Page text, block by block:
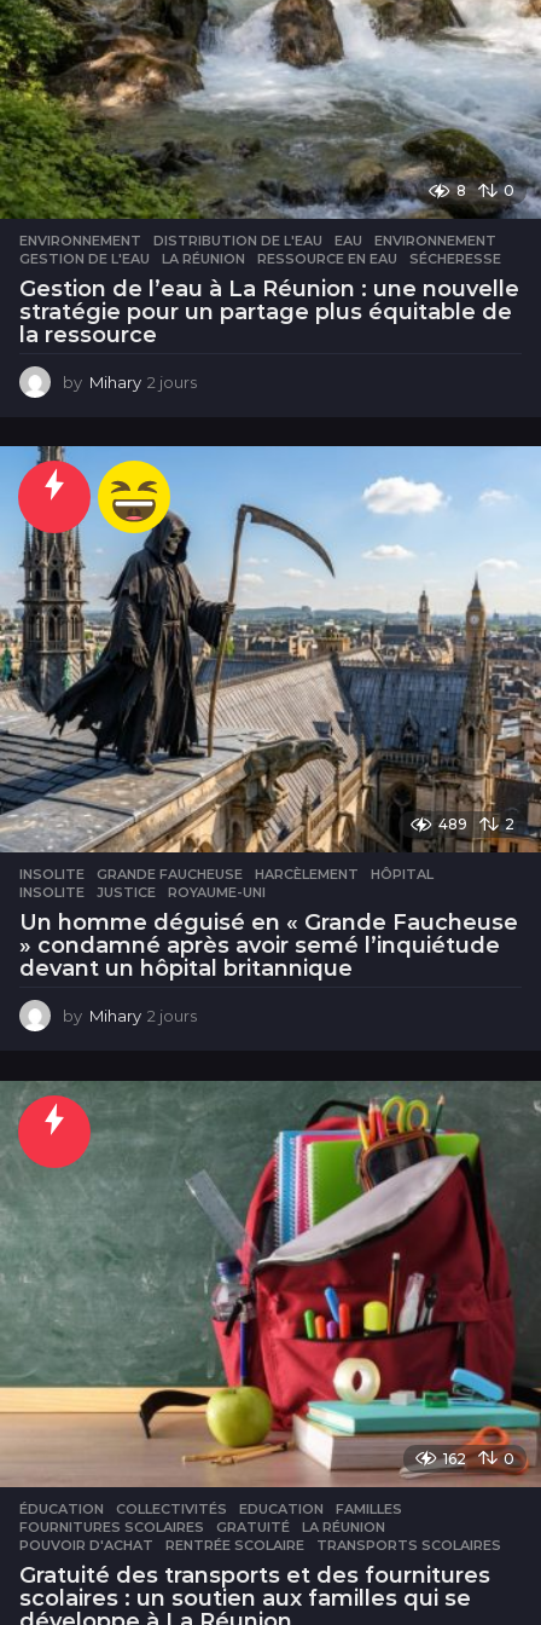
8 0
ENVIRONNEMENT DISTRIBUTION DE L'EAU ,EAU ,ENVIRONNEMENT
GESTION DE L'EAU
,LA RÉUNION ,RESSOURCE EN EAU ,SÉCHERESSE
Gestion de l’eau à La Réunion : une nouvelle
stratégie pour un partage plus équitable de
la ressource
by Mihary 2 jours
u
489 2
INSOLITE GRANDE FAUCHEUSE ,HARCÈLEMENT ,HÔPITAL
INSOLITE
,JUSTICE ,ROYAUME-UNI
Un homme déguisé en « Grande Faucheuse
» condamné après avoir semé l’inquiétude
devant un hôpital britannique
by Mihary 2 jours
u
162 0
ÉDUCATION COLLECTIVITÉS ,EDUCATION ,FAMILLES
FOURNITURES SCOLAIRES
,GRATUITÉ ,LA RÉUNION
POUVOIR D'ACHAT
,RENTRÉE SCOLAIRE ,TRANSPORTS SCOLAIRES
Gratuité des transports et des fournitures
scolaires : un soutien aux familles qui se